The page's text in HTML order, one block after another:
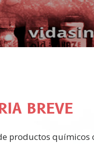
BREVE
productos químicos